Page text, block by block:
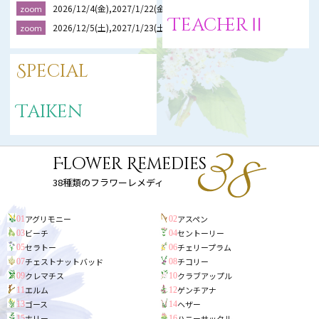
zoom 2026/12/4(金),2027/1/22(金),2/19(金)
zoom 2026/12/5(土),2027/1/23(土),2/20(土)TeacherⅡ
Special
Taiken
Flower Remedies
38種類のフラワーレメディ
01 アグリモニー 02アスペン
03ビーチ 04セントーリー
05セラトー 06チェリープラム
07チェストナットバッド 08チコリー
09クレマチス 10クラブアップル
11エルム 12ゲンチアナ
13ゴース 14ヘザー